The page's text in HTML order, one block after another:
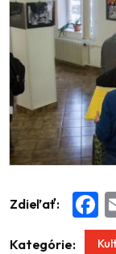
Zdieľať:
Kategórie: